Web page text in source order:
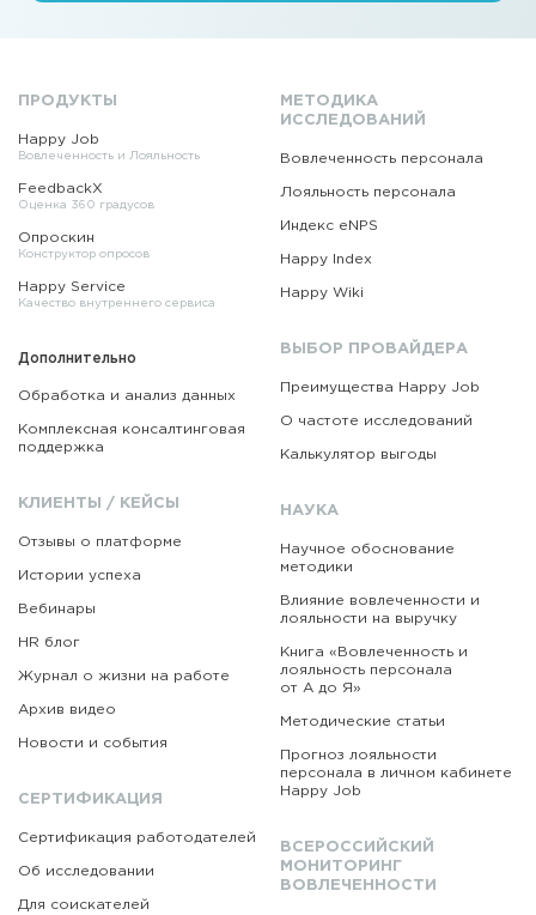
ПРОДУКТЫ
Happy Job
Вовлеченность и Лояльность
FeedbackX
Оценка 360 градусов
Опроскин
Конструктор опросов
Happy Service
Качество внутреннего сервиса
Дополнительно
Обработка и анализ данных
Комплексная консалтинговая
поддержка
КЛИЕНТЫ / КЕЙСЫ
Отзывы о платформе
Истории успеха
Вебинары
HR блог
Журнал о жизни на работе
Архив видео
Новости и события
СЕРТИФИКАЦИЯ
Сертификация работодателей
Об исследовании
Для соискателей
МЕТОДИКА
ИССЛЕДОВАНИЙ
Вовлеченность персонала
Лояльность персонала
Индекс eNPS
Happy Index
Happy Wiki
ВЫБОР ПРОВАЙДЕРА
Преимущества Happy Job
О частоте исследований
Калькулятор выгоды
НАУКА
Научное обоснование
методики
Влияние вовлеченности и
лояльности на выручку
Книга «Вовлеченность и
лояльность персонала
от А до Я»
Методические статьи
Прогноз лояльности
персонала в личном кабинете
Happy Job
ВСЕРОССИЙСКИЙ
МОНИТОРИНГ
ВОВЛЕЧЕННОСТИ